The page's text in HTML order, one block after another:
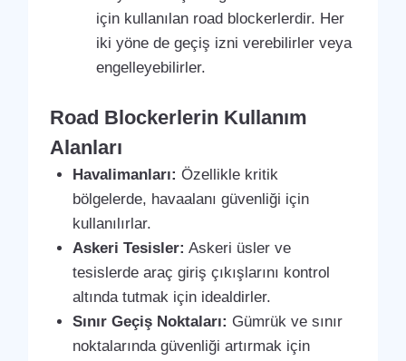
için kullanılan road blockerlerdir. Her
iki yöne de geçiş izni verebilirler veya
engelleyebilirler.
Road Blockerlerin Kullanım
Alanları
Havalimanları: Özellikle kritik
bölgelerde, havaalanı güvenliği için
kullanılırlar.
Askeri Tesisler: Askeri üsler ve
tesislerde araç giriş çıkışlarını kontrol
altında tutmak için idealdirler.
Sınır Geçiş Noktaları: Gümrük ve sınır
noktalarında güvenliği artırmak için